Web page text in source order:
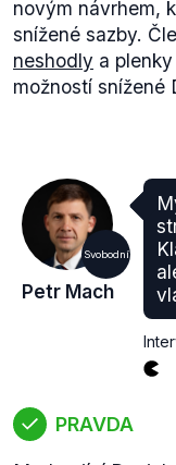
novým návrhem,
snížené sazby.
neshodly a
možností snížené
Svobodní
Petr Mach
PRAVDA